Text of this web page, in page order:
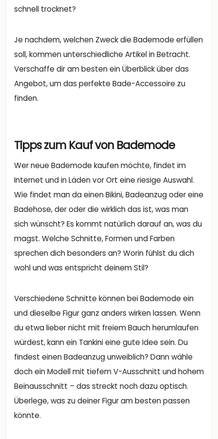
schnell trocknet?
Je nachdem, welchen Zweck die Bademode erfüllen
soll, kommen unterschiedliche Artikel in Betracht.
Verschaffe dir am besten ein Überblick über das
Angebot, um das perfekte Bade-Accessoire zu
finden.
Tipps zum Kauf von Bademode
Wer neue Bademode kaufen möchte, findet im
Internet und in Läden vor Ort eine riesige Auswahl.
Wie findet man da einen Bikini, Badeanzug oder eine
Badehose, der oder die wirklich das ist, was man
sich wünscht? Es kommt natürlich darauf an, was du
magst. Welche Schnitte, Formen und Farben
sprechen dich besonders an? Worin fühlst du dich
wohl und was entspricht deinem Stil?
Verschiedene Schnitte können bei Bademode ein
und dieselbe Figur ganz anders wirken lassen. Wenn
du etwa lieber nicht mit freiem Bauch herumlaufen
würdest, kann ein Tankini eine gute Idee sein. Du
findest einen Badeanzug unweiblich? Dann wähle
doch ein Modell mit tiefem V-Ausschnitt und hohem
Beinausschnitt – das streckt noch dazu optisch.
Überlege, was zu deiner Figur am besten passen
könnte.